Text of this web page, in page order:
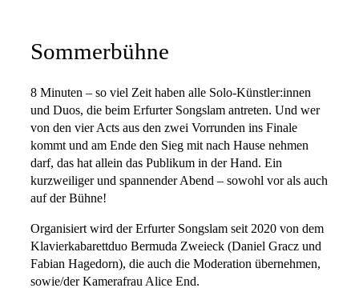
Sommerbühne
8 Minuten – so viel Zeit haben alle Solo-Künstler:innen
und Duos, die beim Erfurter Songslam antreten. Und wer
von den vier Acts aus den zwei Vorrunden ins Finale
kommt und am Ende den Sieg mit nach Hause nehmen
darf, das hat allein das Publikum in der Hand. Ein
kurzweiliger und spannender Abend – sowohl vor als auch
auf der Bühne!
Organisiert wird der Erfurter Songslam seit 2020 von dem
Klavierkabarettduo Bermuda Zweieck (Daniel Gracz und
Fabian Hagedorn), die auch die Moderation übernehmen,
sowie/der Kamerafrau Alice End.